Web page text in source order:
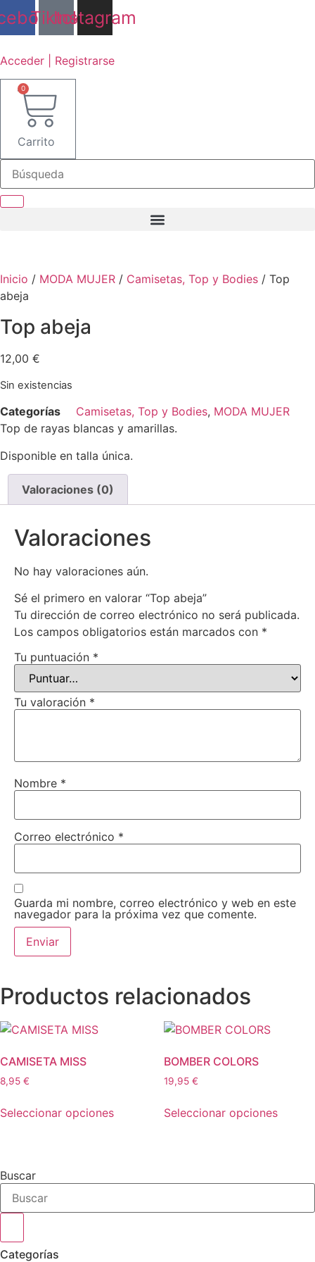
al
Tiktok
Instagram
Acceder | Registrarse
0
Carrito
Inicio / MODA MUJER / Camisetas, Top y Bodies / Top
abeja
Top abeja
12,00 €
Sin existencias
Categorías Camisetas, Top y Bodies, MODA MUJER
Top de rayas blancas y amarillas.
Disponible en talla única.
Valoraciones (0)
Valoraciones
No hay valoraciones aún.
Sé el primero en valorar “Top abeja”
Tu dirección de correo electrónico no será publicada.
Los campos obligatorios están marcados con *
Tu puntuación *
Tu valoración *
Nombre *
Correo electrónico *
Guarda mi nombre, correo electrónico y web en este
navegador para la próxima vez que comente.
Productos relacionados
CAMISETA MISS
8,95 €
Seleccionar opcionesproducto
Las
BOMBER COLORS
19,95 €
Seleccionar opciones
Las
Buscar
Categorías